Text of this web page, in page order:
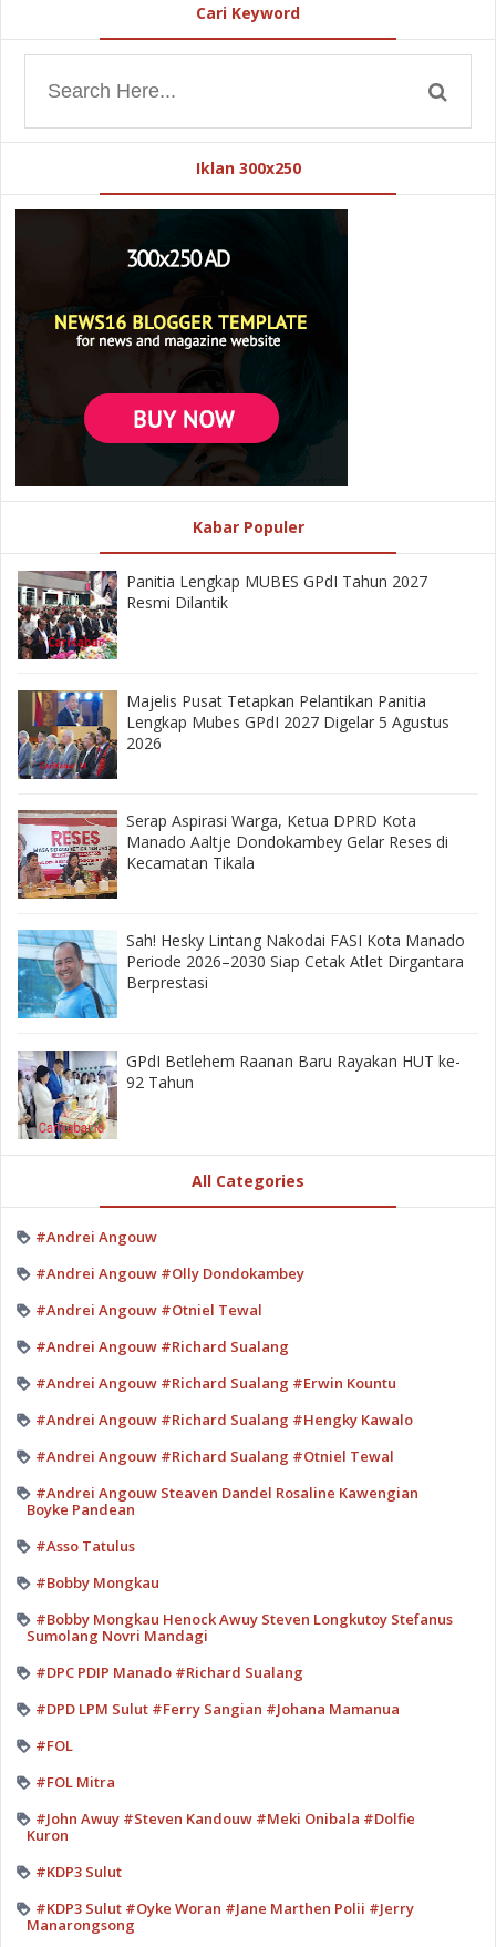
Cari Keyword
Iklan 300x250
Kabar Populer
Panitia Lengkap MUBES GPdI Tahun 2027
Resmi Dilantik
Majelis Pusat Tetapkan Pelantikan Panitia
Lengkap Mubes GPdI 2027 Digelar 5 Agustus
2026
‎Serap Aspirasi Warga, Ketua DPRD Kota
Manado Aaltje Dondokambey Gelar Reses di
Kecamatan Tikala ‎
‎Sah! Hesky Lintang Nakodai FASI Kota Manado
Periode 2026–2030 Siap Cetak Atlet Dirgantara
Berprestasi
GPdI Betlehem Raanan Baru Rayakan HUT ke-
92 Tahun
All Categories
#Andrei Angouw
#Andrei Angouw #Olly Dondokambey
#Andrei Angouw #Otniel Tewal
#Andrei Angouw #Richard Sualang
#Andrei Angouw #Richard Sualang #Erwin Kountu
#Andrei Angouw #Richard Sualang #Hengky Kawalo
#Andrei Angouw #Richard Sualang #Otniel Tewal
#Andrei Angouw Steaven Dandel Rosaline Kawengian
Boyke Pandean
#Asso Tatulus
#Bobby Mongkau
#Bobby Mongkau Henock Awuy Steven Longkutoy Stefanus
Sumolang Novri Mandagi
#DPC PDIP Manado #Richard Sualang
#DPD LPM Sulut #Ferry Sangian #Johana Mamanua
#FOL
#FOL Mitra
#John Awuy #Steven Kandouw #Meki Onibala #Dolfie
Kuron
#KDP3 Sulut
#KDP3 Sulut #Oyke Woran #Jane Marthen Polii #Jerry
Manarongsong